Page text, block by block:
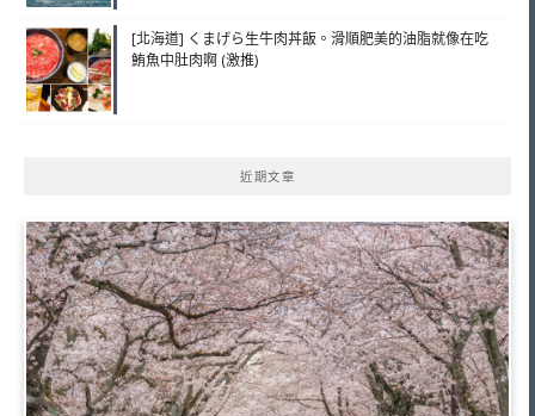
[北海道] くまげら生牛肉丼飯。滑順肥美的油脂就像在吃
鮪魚中肚肉啊 (激推)
近期文章